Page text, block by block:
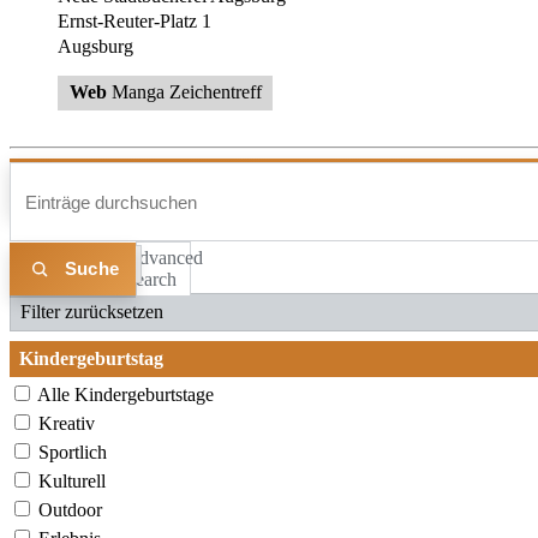
Ernst-Reuter-Platz 1
Augsburg
Web Manga Zeichentreff
Advanced
Search
Liste Karte
Filter zurücksetzen
Kindergeburtstag
Alle Kindergeburtstage
Kreativ
Sportlich
Kulturell
Outdoor